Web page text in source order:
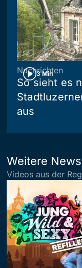
3 Min
Nachrichten
So sieht es
aus
Weitere News
Videos aus der